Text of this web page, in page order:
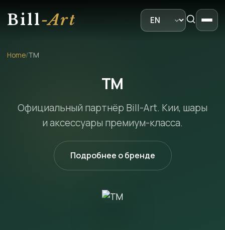
Bill-Art
Home/ТМ
ТМ
Официальный партнёр Bill-Art. Кии, шары
и аксессуары премиум-класса.
Подробнее о бренде